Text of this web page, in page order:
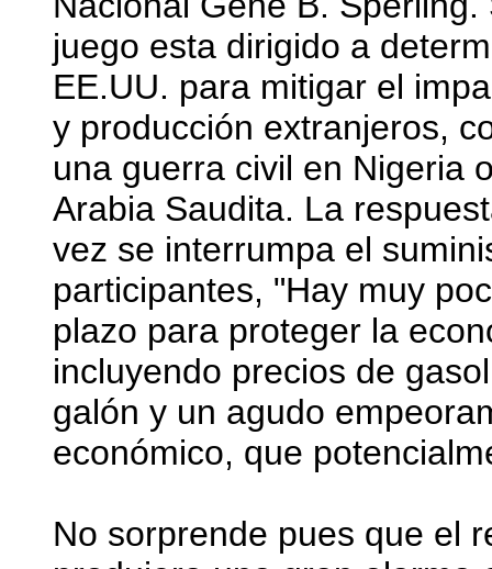
juego esta dirigido a
EE.UU. para mitigar el
y producción extranjeros,
una guerra civil en Nigeria
Arabia Saudita. La
vez se interrumpa el
participantes, "Hay muy
plazo para proteger la
incluyendo precios de
galón y un agudo
económico, que
No sorprende pues que el